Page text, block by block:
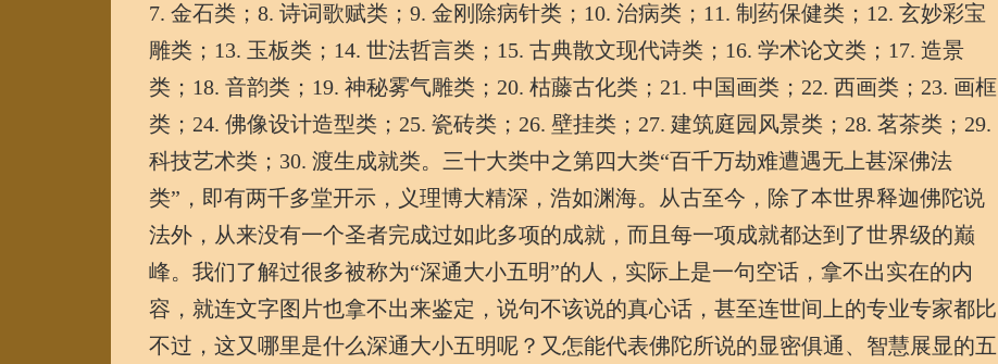
7. 金石类；8. 诗词歌赋类；9. 金刚除病针类；10. 治病类；11. 制药保健类；12. 玄妙彩宝
雕类；13. 玉板类；14. 世法哲言类；15. 古典散文现代诗类；16. 学术论文类；17. 造景
类；18. 音韵类；19. 神秘雾气雕类；20. 枯藤古化类；21. 中国画类；22. 西画类；23. 画框
类；24. 佛像设计造型类；25. 瓷砖类；26. 壁挂类；27. 建筑庭园风景类；28. 茗茶类；29.
科技艺术类；30. 渡生成就类。三十大类中之第四大类“百千万劫难遭遇无上甚深佛法
类”，即有两千多堂开示，义理博大精深，浩如渊海。从古至今，除了本世界释迦佛陀说
法外，从来没有一个圣者完成过如此多项的成就，而且每一项成就都达到了世界级的巅
峰。我们了解过很多被称为“深通大小五明”的人，实际上是一句空话，拿不出实在的内
容，就连文字图片也拿不出来鉴定，说句不该说的真心话，甚至连世间上的专业专家都比
不过，这又哪里是什么深通大小五明呢？又怎能代表佛陀所说的显密俱通、智慧展显的五